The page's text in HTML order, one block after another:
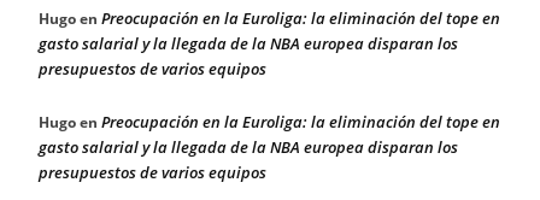
Hugoen Preocupación en la Euroliga: la eliminación del tope en
gasto salarial y la llegada de la NBA europea disparan los
presupuestos de varios equipos
Hugoen Preocupación en la Euroliga: la eliminación del tope en
gasto salarial y la llegada de la NBA europea disparan los
presupuestos de varios equipos